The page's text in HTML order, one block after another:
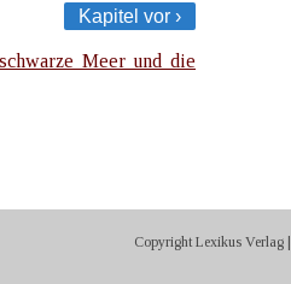
Kapitel vor ›
Meer und die
Copyright Lexikus Verlag |